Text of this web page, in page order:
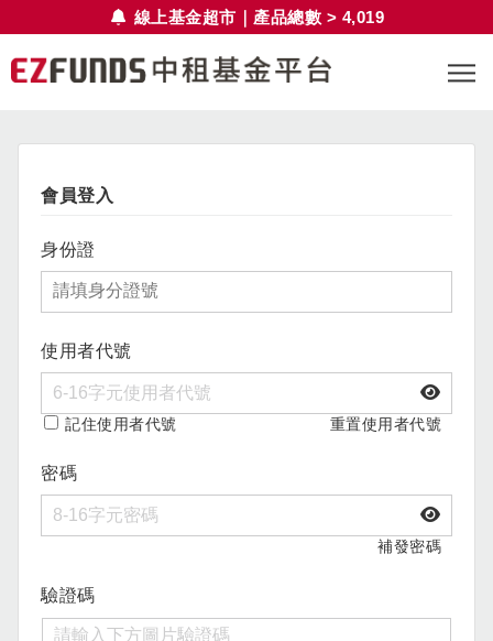
線上基金超市｜產品總數 > 4,019
會員登入
身份證
使用者代號
記住使用者代號 重置使用者代號
密碼
補發密碼
驗證碼